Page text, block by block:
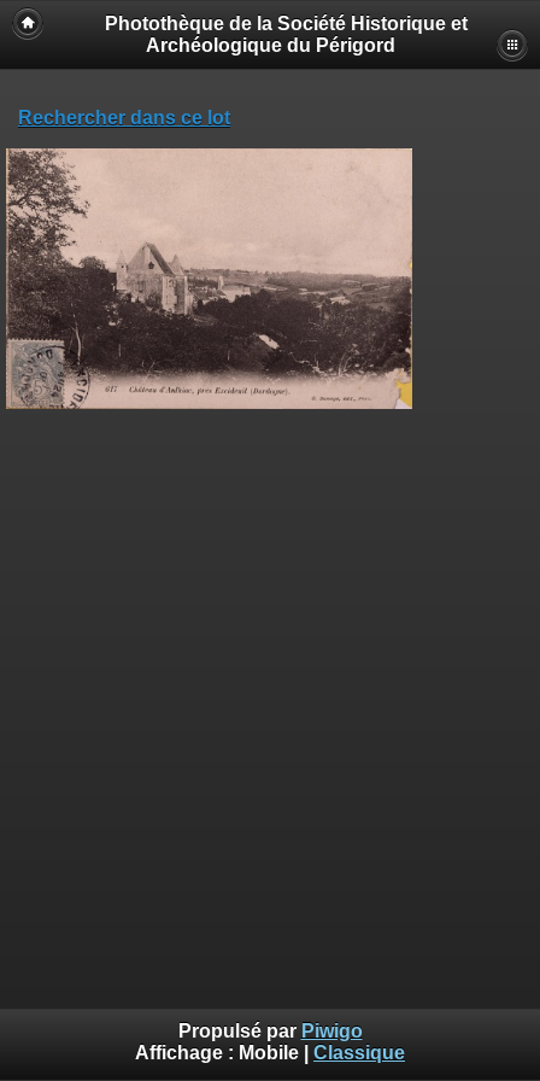
Photothèque de la Société Historique et
Archéologique du Périgord
Rechercher dans ce lot
Propulsé par Piwigo
Affichage : Mobile Classique